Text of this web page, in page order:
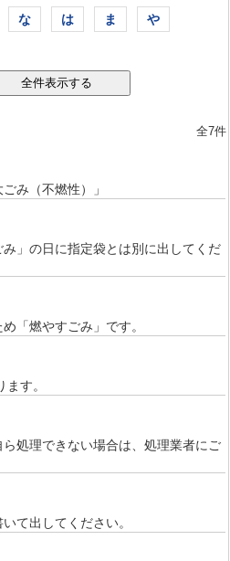
な は ま や
全7件
み（不燃性）」
」の日に指定袋とは別に出してくだ
「燃やすごみ」です。
す。
処理できない場合は、処理業者にご
て出してください。